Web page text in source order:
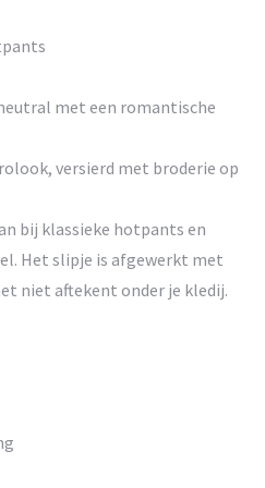
met een romantische
versierd met broderie op
bij klassieke hotpants en
Het slipje is afgewerkt met
niet aftekent onder je kledij.